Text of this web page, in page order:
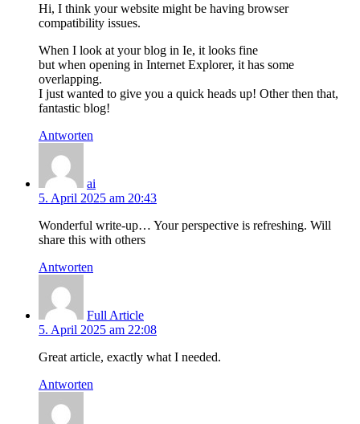
Hi, I think your website might be having browser
compatibility issues.
When I look at your blog in Ie, it looks fine
but when opening in Internet Explorer, it has some
overlapping.
I just wanted to give you a quick heads up! Other then that,
fantastic blog!
Antworten
ai
5. April 2025 am 20:43
Wonderful write-up… Your perspective is refreshing. Will
share this with others
Antworten
Full Article
5. April 2025 am 22:08
Great article, exactly what I needed.
Antworten